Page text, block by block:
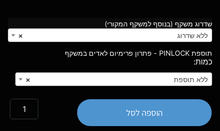
שדרוג משקף (בנוסף למשקף המקורי)
×
ללא שדרוג
תוספת PINLOCK - פתרון פרימיום לאדים במשקף
× ללא תוספת
הוספה לסל